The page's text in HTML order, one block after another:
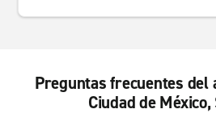
Preguntas frecuentes del
Ciudad de